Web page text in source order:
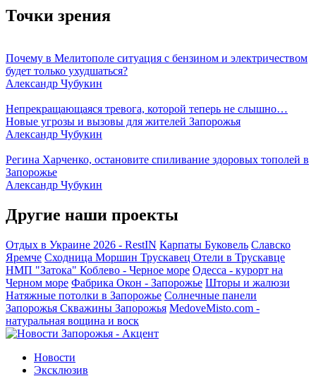
Точки зрения
Почему в Мелитополе ситуация с бензином и электричеством
будет только ухудшаться?
Александр Чубукин
Непрекращающаяся тревога, которой теперь не слышно…
Новые угрозы и вызовы для жителей Запорожья
Александр Чубукин
Регина Харченко, остановите спиливание здоровых тополей в
Запорожье
Александр Чубукин
Другие наши проекты
Отдых в Украине 2026 - RestIN Карпаты Буковель Славско
Яремче Сходница Моршин Трускавец Отели в Трускавце
НМП "Затока" Коблево - Черное море Одесса - курорт на
Черном море Фабрика Окон - Запорожье Шторы и жалюзи
Натяжные потолки в Запорожье Солнечные панели
Запорожья Скважины Запорожья MedoveMisto.com -
натуральная вощина и воск
Новости
Эксклюзив